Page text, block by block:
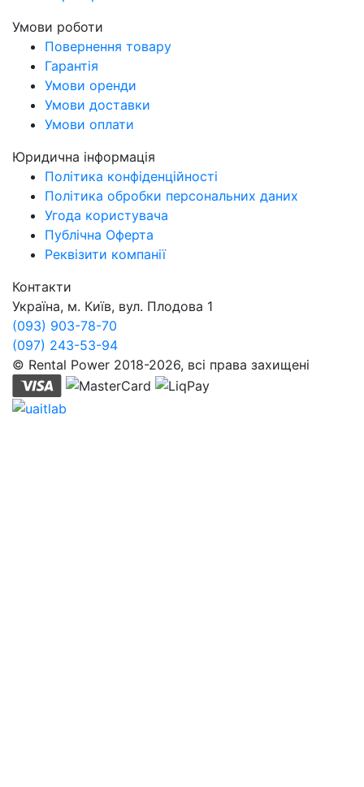
Умови роботи
Повернення товару
Гарантія
Умови оренди
Умови доставки
Умови оплати
Юридична інформація
Політика конфіденційності
Політика обробки персональних даних
Угода користувача
Публічна Оферта
Реквізити компанії
Контакти
Україна, м. Київ, вул. Плодова 1
(093) 903-78-70
(097) 243-53-94
© Rental Power 2018-2026, всі права захищені